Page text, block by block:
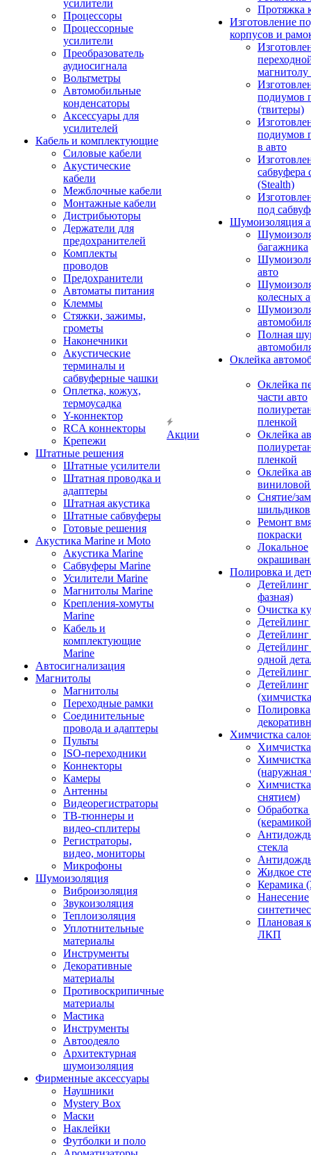
усилители
Процессоры
Процессорные
усилители
Преобразователь
аудиосигнала
Вольтметры
Автомобильные
конденсаторы
Аксессуары для
усилителей
Кабель и комплектующие
Силовые кабели
Акустические
кабели
Межблочные кабели
Монтажные кабели
Дистрибьюторы
Держатели для
предохранителей
Комплекты
проводов
Предохранители
Автоматы питания
Клеммы
Стяжки, зажимы,
грометы
Наконечники
Акустические
терминалы и
сабвуферные чашки
Оплетка, кожух,
термоусадка
Y-коннектор
RCA коннекторы
Крепежи
Штатные решения
Штатные усилители
Штатная проводка и
адаптеры
Штатная акустика
Штатные сабвуферы
Готовые решения
Акустика Marine и Moto
Акустика Marine
Сабвуферы Marine
Усилители Marine
Магнитолы Marine
Крепления-хомуты
Marine
Кабель и
комплектующие
Marine
Автосигнализация
Магнитолы
Магнитолы
Переходные рамки
Соединительные
провода и адаптеры
Пульты
ISO-переходники
Коннекторы
Камеры
Антенны
Видеорегистраторы
ТВ-тюннеры и
видео-сплитеры
Регистраторы,
видео, мониторы
Микрофоны
Шумоизоляция
Виброизоляция
Звукоизоляция
Теплоизоляция
Уплотнительные
материалы
Инструменты
Декоративные
материалы
Противоскрипичные
материалы
Мастика
Инструменты
Автоодеяло
Архитектурная
шумоизоляция
Фирменные аксессуары
Наушники
Mystery Box
Маски
Наклейки
Футболки и поло
Акции
Протяжка
Изготовление
корпусов и
подиумов
(твитеры)
подиумов
в авто
сабвуфера
(Stealth)
под
Шумоизоляция
багажника
авто
колесных
Полная
Оклейка
Оклейка
части авто
пленкой
Оклейка
пленкой
Оклейка
Снятие/
шильдиков
Ремонт
покраски
Локальное
Полировка и
фазная)
Очистка
Детейлинг
одной
Детейлинг
Полировка
Химчистка
(наружная
снятием)
Обработка
стекла
Жидкое
Керамика
Нанесение
Плановая
ЛКП